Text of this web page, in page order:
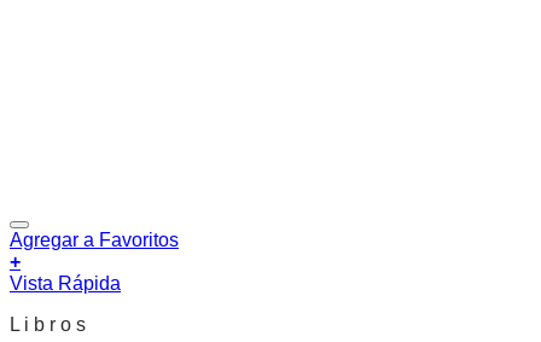
Agregar a Favoritos
+
Vista Rápida
L i b r o s